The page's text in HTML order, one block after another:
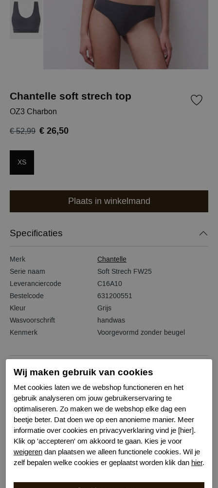
Chantelle soft strech top
OZ3 Charbon
€ 52,99 € 26,50
XS
Plaats in winkelmand
Specificaties
Merk
Chantelle
Serie naam
Soft Strech FW25
Leveranciercode
C16A10
Bestelcode
631200551
Kleur
Grijs
Wasvoorschrift
handwas
Kenmerk
Voorgevormd zonder beugel
Gerelateerde producten
-50%
Wij maken gebruik van cookies
Met cookies laten we de webshop functioneren en het
gebruik analyseren om jouw gebruikerservaring te
optimaliseren. Zo maken we de webshop elke dag een
beetje beter. Dat doen we op een anonieme manier. Meer
informatie over cookies en privacyverklaring vind je [hier].
Klik op 'accepteren' om akkoord te gaan. Kies je voor
weigeren dan plaatsen we alleen functionele cookies. Wil je
zelf bepalen welke cookies er geplaatst worden klik dan hier.